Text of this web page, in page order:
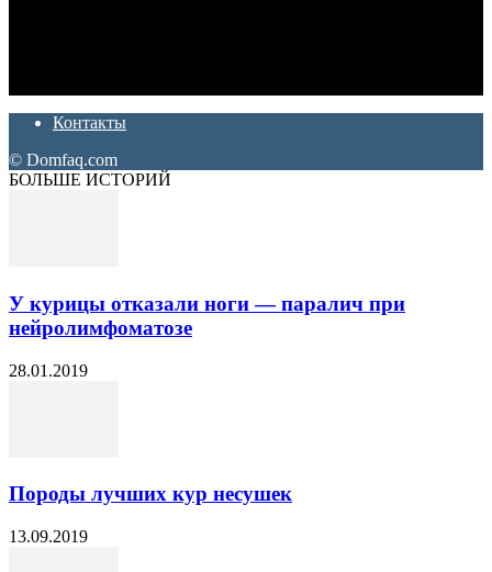
Контакты
© Domfaq.com
БОЛЬШЕ ИСТОРИЙ
У курицы отказали ноги — паралич при
нейролимфоматозе
28.01.2019
Породы лучших кур несушек
13.09.2019